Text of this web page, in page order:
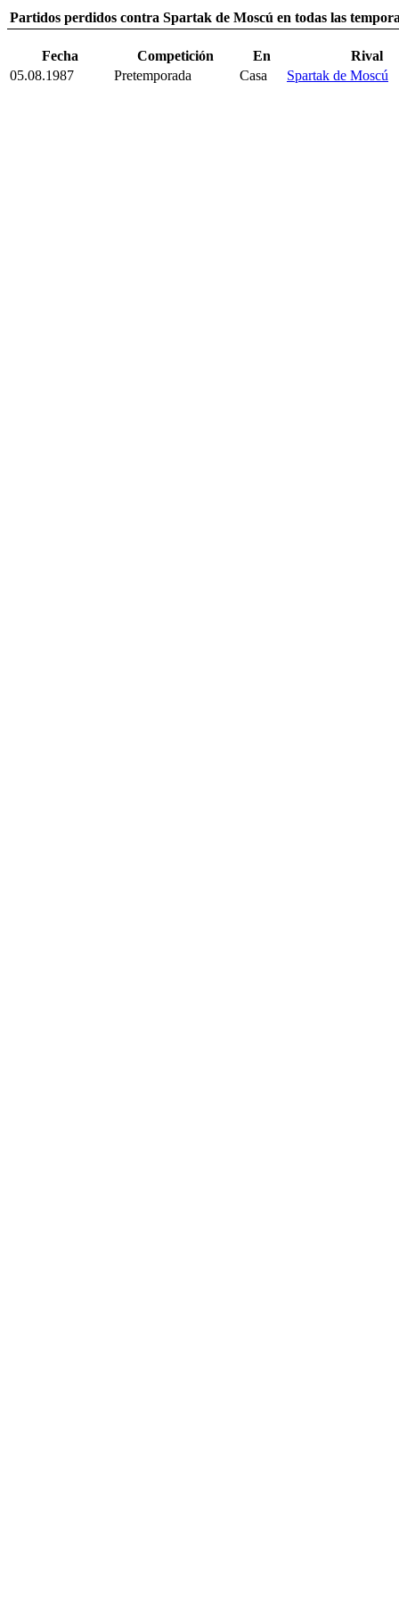
Partidos perdidos contra Spartak de Moscú en todas las
Fecha Competición En
Rival
05.08.1987
Pretemporada Casa Spartak de Moscú